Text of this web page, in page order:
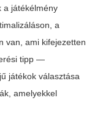
a játékélmény
a
van, ami kifejezetten
tipp —
játékok választása
amelyekkel